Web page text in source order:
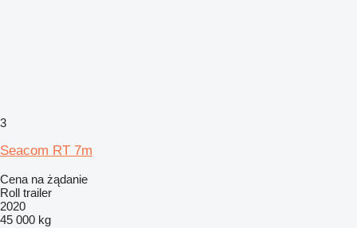
3
Seacom RT 7m
Cena na żądanie
Roll trailer
2020
45 000 kg